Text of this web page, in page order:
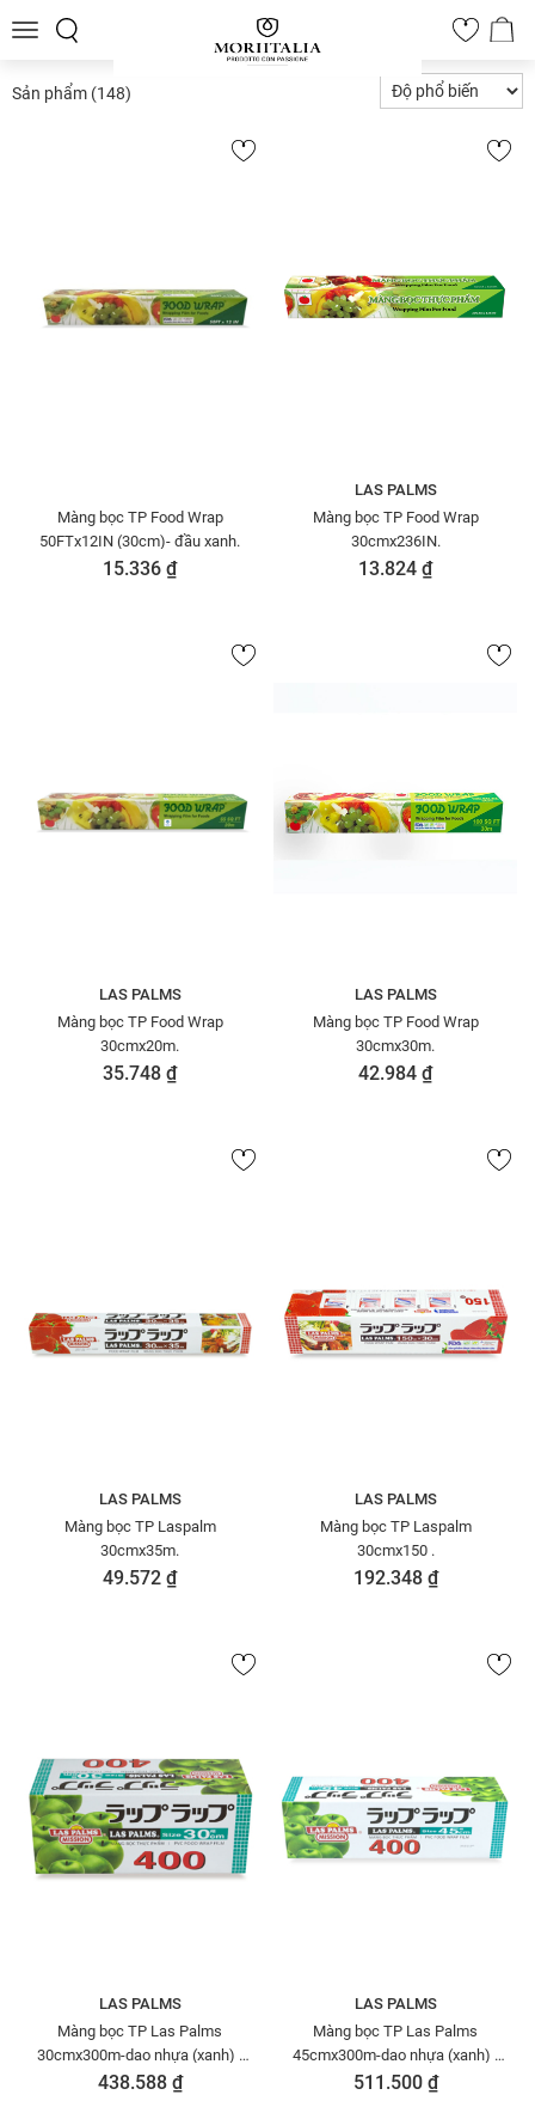
Toggle
0
Sản phẩm (148)
Màng bọc TP Food Wrap
50FTx12IN (30cm)- đầu xanh.
15.336 ₫
LAS PALMS
Màng bọc TP Food Wrap
30cmx236IN.
13.824 ₫
LAS PALMS
Màng bọc TP Food Wrap
30cmx20m.
35.748 ₫
LAS PALMS
Màng bọc TP Food Wrap
30cmx30m.
42.984 ₫
LAS PALMS
Màng bọc TP Laspalm
30cmx35m.
49.572 ₫
LAS PALMS
Màng bọc TP Laspalm
30cmx150 .
192.348 ₫
LAS PALMS
Màng bọc TP Las Palms
30cmx300m-dao nhựa (xanh) -
MBTP50006095
438.588 ₫
LAS PALMS
Màng bọc TP Las Palms
45cmx300m-dao nhựa (xanh) -
MBTP50006101
511.500 ₫